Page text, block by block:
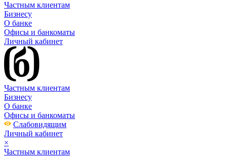
Частным клиентам
Бизнесу
О банке
Офисы и банкоматы
Личный кабинет
Частным клиентам
Бизнесу
О банке
Офисы и банкоматы
Слабовидящим
Личный кабинет
×
Частным клиентам